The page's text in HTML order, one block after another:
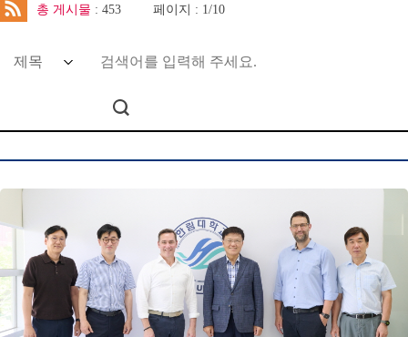
총 게시물 : 453 페이지 : 1/10